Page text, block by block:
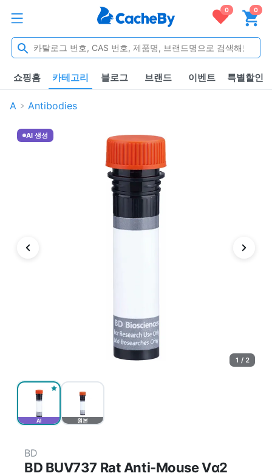
0 0
쇼핑홈 카테고리 블로그 브랜드 이벤트 특별할인
A Antibodies
AI 원본
AI 생성
1 / 2
BD
BD BUV737 Rat Anti-Mouse Vα2